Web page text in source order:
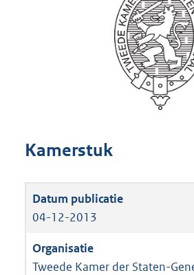
Kamerstuk
04-12-2013
Tweede Kamer der Staten-